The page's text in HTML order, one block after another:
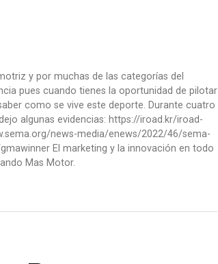
y por muchas de las categorías del
pues cuando tienes la oportunidad de pilotar
como se vive este deporte. Durante cuatro
algunas evidencias: https://iroad.kr/iroad-
news-media/enews/2022/46/sema-
El marketing y la innovación en todo
Mas Motor.